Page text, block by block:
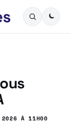
À 11H00